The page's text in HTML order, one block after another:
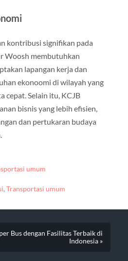
kontribusi signifikan pada
Woosh membutuhkan
lapangan kerja dan
ekonoomi di wilayah yang
cepat. Selain itu, KCJB
bisnis yang lebih efisien,
dan pertukaran budaya
umum
, Transportasi umum
Bus dengan Fasilitas Terbaik di
Indonesia »